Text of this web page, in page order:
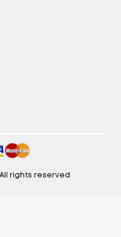
rights reserved